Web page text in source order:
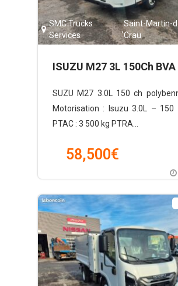
ISUZU M27 3L 150Ch BVA
SMC Trucks
Services
,
Saint-Martin-
Crau
SUZU M27 3.0L 150 ch
Motorisation : Isuzu 3.0L – 150
PTAC : 3 500 kg PTRA...
58,500€